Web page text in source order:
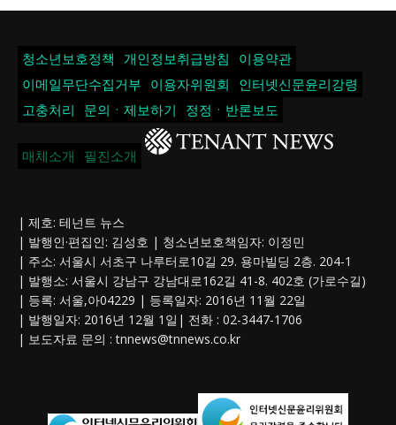
청소년보호정책 개인정보취급방침
이용약관
이메일무단수집거부
이용자위원회
인터넷신문윤리강령
고충처리
문의ㆍ제보하기 정정ㆍ반론보도
매체소개 필진소개
| 제호: 테넌트 뉴스
| 발행인·편집인: 김성호 | 청소년보호책임자: 이정민
| 주소: 서울시 서초구 나루터로10길 29. 용마빌딩 2층. 204-1
| 발행소: 서울시 강남구 강남대로162길 41-8. 402호 (가로수길)
| 등록: 서울,아04229 | 등록일자: 2016년 11월 22일
| 발행일자: 2016년 12월 1일| 전화 : 02-3447-1706
| 보도자료 문의 :tnnews@tnnews.co.kr